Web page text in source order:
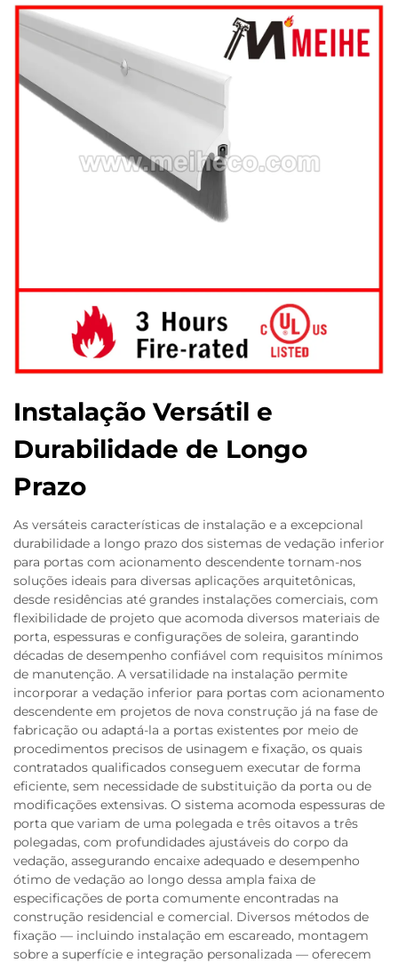
Instalação Versátil e
Durabilidade de Longo
Prazo
As versáteis características de instalação e a excepcional
durabilidade a longo prazo dos sistemas de vedação inferior
para portas com acionamento descendente tornam-nos
soluções ideais para diversas aplicações arquitetônicas,
desde residências até grandes instalações comerciais, com
flexibilidade de projeto que acomoda diversos materiais de
porta, espessuras e configurações de soleira, garantindo
décadas de desempenho confiável com requisitos mínimos
de manutenção. A versatilidade na instalação permite
incorporar a vedação inferior para portas com acionamento
descendente em projetos de nova construção já na fase de
fabricação ou adaptá-la a portas existentes por meio de
procedimentos precisos de usinagem e fixação, os quais
contratados qualificados conseguem executar de forma
eficiente, sem necessidade de substituição da porta ou de
modificações extensivas. O sistema acomoda espessuras de
porta que variam de uma polegada e três oitavos a três
polegadas, com profundidades ajustáveis do corpo da
vedação, assegurando encaixe adequado e desempenho
ótimo de vedação ao longo dessa ampla faixa de
especificações de porta comumente encontradas na
construção residencial e comercial. Diversos métodos de
fixação — incluindo instalação em escareado, montagem
sobre a superfície e integração personalizada — oferecem